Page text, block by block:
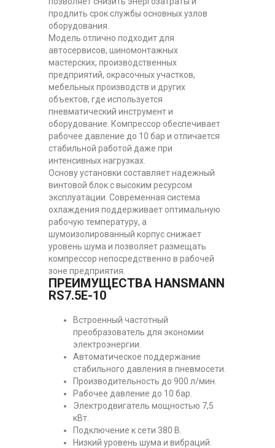
продлить срок службы основных узлов
оборудования.
Модель отлично подходит для
автосервисов, шиномонтажных
мастерских, производственных
предприятий, окрасочных участков,
мебельных производств и других
объектов, где используется
пневматический инструмент и
оборудование. Компрессор обеспечивает
рабочее давление до 10 бар и отличается
стабильной работой даже при
интенсивных нагрузках.
Основу установки составляет надежный
винтовой блок с высоким ресурсом
эксплуатации. Современная система
охлаждения поддерживает оптимальную
рабочую температуру, а
шумоизолированный корпус снижает
уровень шума и позволяет размещать
компрессор непосредственно в рабочей
зоне предприятия.
ПРЕИМУЩЕСТВА HANSMANN
RS7.5E-10
Встроенный частотный
преобразователь для экономии
электроэнергии.
Автоматическое поддержание
стабильного давления в пневмосети.
Производительность до 900 л/мин.
Рабочее давление до 10 бар.
Электродвигатель мощностью 7,5
кВт.
Подключение к сети 380 В.
Низкий уровень шума и вибраций.